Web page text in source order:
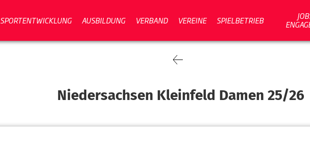
SPORTENTWICKLUNG AUSBILDUNG VERBAND VEREINE SPIELBETRIEB
Niedersachsen Kleinfeld Damen 25/26